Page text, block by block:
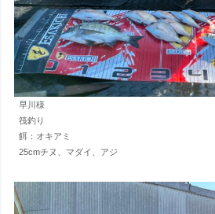
早川様
筏釣り
餌：オキアミ
25cmチヌ、マダイ、アジ